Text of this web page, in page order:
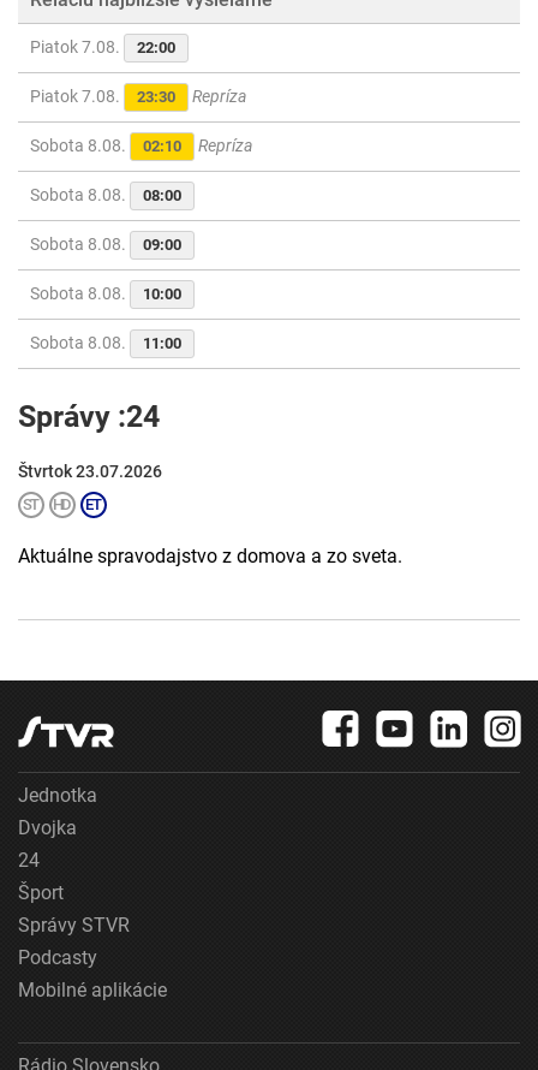
Piatok 7.08. 22:00
Piatok 7.08. 23:30 Repríza
Sobota 8.08. 02:10 Repríza
Sobota 8.08. 08:00
Sobota 8.08. 09:00
Sobota 8.08. 10:00
Sobota 8.08. 11:00
Správy :24
Štvrtok 23.07.2026
Aktuálne spravodajstvo z domova a zo sveta.
Jednotka
Dvojka
24
Šport
Správy STVR
Podcasty
Mobilné aplikácie